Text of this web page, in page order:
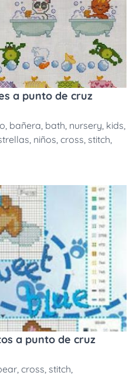
a punto de cruz
, bañera, bath, nursery, kids,
, niños, cross, stitch,
a punto de cruz
, cross, stitch,